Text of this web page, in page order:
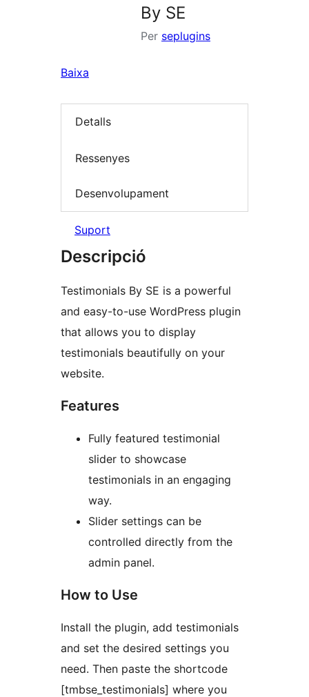
By SE
Per seplugins
Baixa
Detalls
Ressenyes
Desenvolupament
Suport
Descripció
Testimonials By SE is a powerful
and easy-to-use WordPress plugin
that allows you to display
testimonials beautifully on your
website.
Features
Fully featured testimonial
slider to showcase
testimonials in an engaging
way.
Slider settings can be
controlled directly from the
admin panel.
How to Use
Install the plugin, add testimonials
and set the desired settings you
need. Then paste the shortcode
[tmbse_testimonials] where you